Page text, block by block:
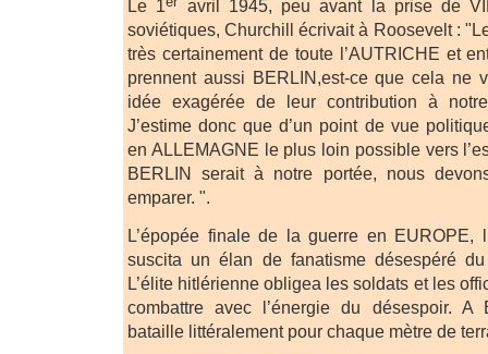
Le 1
avril 1945, peu avant la prise de
soviétiques, Churchill écrivait à Roosevelt :
très certainement de toute l’AUTRICHE et
prennent aussi BERLIN,est-ce que cela ne
idée exagérée de leur contribution à
J’estime donc que d’un point de vue
en ALLEMAGNE le plus loin possible vers
BERLIN serait à notre portée, nous
emparer. ".
L’épopée finale de la guerre en EUROPE,
suscita un élan de fanatisme désespéré
L’élite hitlérienne obligea les soldats et les
combattre avec l’énergie du désespoir.
bataille littéralement pour chaque mètre de